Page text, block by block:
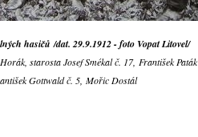
hasičů /dat. 29.9.1912 - foto Vopat Litovel/
starosta Josef Smékal č. 17, František Paták
Gottwald č. 5, Mořic Dostál